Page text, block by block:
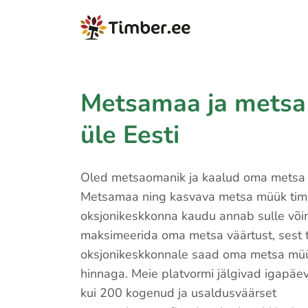
Metsamaa ja
üle Eesti
Oled metsaomanik ja kaalud oma
Metsamaa ning kasvava metsa müük
oksjonikeskkonna kaudu annab sulle
maksimeerida oma metsa väärtust, sest
oksjonikeskkonnale saad oma metsa
hinnaga. Meie platvormi jälgivad
kui 200 kogenud ja usaldusväärset